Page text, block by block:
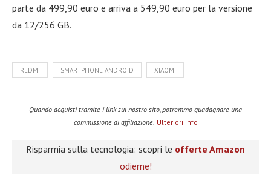
parte da 499,90 euro e arriva a 549,90 euro per la versione
da 12/256 GB.
REDMI SMARTPHONE ANDROID XIAOMI
Quando acquisti tramite i link sul nostro sito, potremmo guadagnare una
commissione di affiliazione. Ulteriori info
Risparmia sulla tecnologia: scopri le offerte Amazon
odierne!